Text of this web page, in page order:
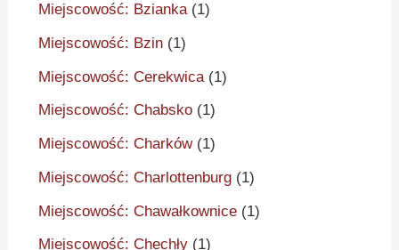
Miejscowość: Bzianka(1)
Miejscowość: Bzin (1)
Miejscowość: Cerekwica (1)
Miejscowość: Chabsko (1)
Miejscowość: Charków(1)
Miejscowość: Charlottenburg (1)
Miejscowość: Chawałkownice (1)
Miejscowość: Chechły (1)